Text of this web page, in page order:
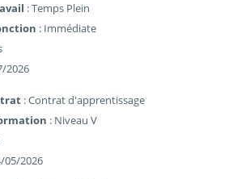
: Temps Plein
: Immédiate
2026
: Contrat d'apprentissage
: Niveau V
05/2026